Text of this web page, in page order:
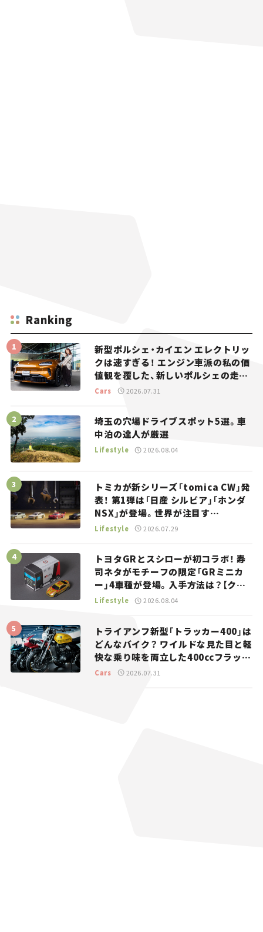
Ranking
新型ポルシェ・カイエン エレクトリッ
クは速すぎる！ エンジン車派の私の価
値観を覆した、新しいポルシェの走
り。
Cars 2026.07.31
埼玉の穴場ドライブスポット5選。車
中泊の達人が厳選
Lifestyle 2026.08.04
トミカが新シリーズ「tomica CW」発
表！ 第1弾は「日産 シルビア」「ホンダ
NSX」が登場。世界が注目す
る“JDM”に焦点【クルマとホビー】
Lifestyle 2026.07.29
トヨタGRとスシローが初コラボ！ 寿
司ネタがモチーフの限定「GRミニカ
ー」4車種が登場。入手方法は？【クル
マとホビー】
Lifestyle 2026.08.04
トライアンフ新型「トラッカー400」は
どんなバイク？ ワイルドな見た目と軽
快な乗り味を両立した400ccフラット
トラッカー【試乗レビュー】
Cars 2026.07.31